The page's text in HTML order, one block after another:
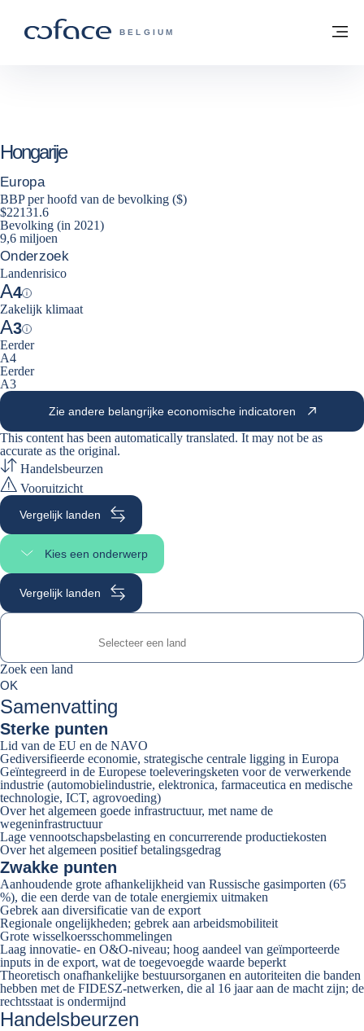
COFACE, FOR TRADE - GROEP
BELGIUM
Terug naar startpagina
Hongarije
Europa
BBP per hoofd van de bevolking ($)
$22131.6
Bevolking (in 2021)
9,6 miljoen
Onderzoek
Landenrisico
A4
Help
Zakelijk klimaat
A3
Help
Eerder
A4
Eerder
A3
Zie andere belangrijke economische indicatoren
This content has been automatically translated. It may not be as
accurate as the original.
Handelsbeurzen
Vooruitzicht
Vergelijk landen
Kies een onderwerp
Selecteer paginasectie
Vergelijk landen
Zoek een land
0suggestions
Zoek een land
OK
Samenvatting
Sterke punten
Lid van de EU en de NAVO
Gediversifieerde economie, strategische centrale ligging in Europa
Geïntegreerd in de Europese toeleveringsketen voor de verwerkende
industrie (automobielindustrie, elektronica, farmaceutica en medische
technologie, ICT, agrovoeding)
Over het algemeen goede infrastructuur, met name de
wegeninfrastructuur
Lage vennootschapsbelasting en concurrerende productiekosten
Over het algemeen positief betalingsgedrag
Zwakke punten
Aanhoudende grote afhankelijkheid van Russische gasimporten (65
%), die een derde van de totale energiemix uitmaken
Gebrek aan diversificatie van de export
Regionale ongelijkheden; gebrek aan arbeidsmobiliteit
Grote wisselkoersschommelingen
Laag innovatie- en O&O-niveau; hoog aandeel van geïmporteerde
inputs in de export, wat de toegevoegde waarde beperkt
Theoretisch onafhankelijke bestuursorganen en autoriteiten die banden
hebben met de FIDESZ-netwerken, die al 16 jaar aan de macht zijn; de
rechtsstaat is ondermijnd
Handelsbeurzen